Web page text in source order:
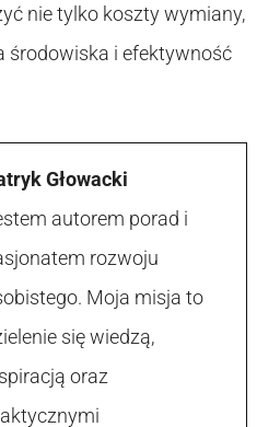
nie tylko koszty wymiany,
środowiska i efektywność
Głowacki
autorem porad i
rozwoju
Moja misja to
się wiedzą,
oraz